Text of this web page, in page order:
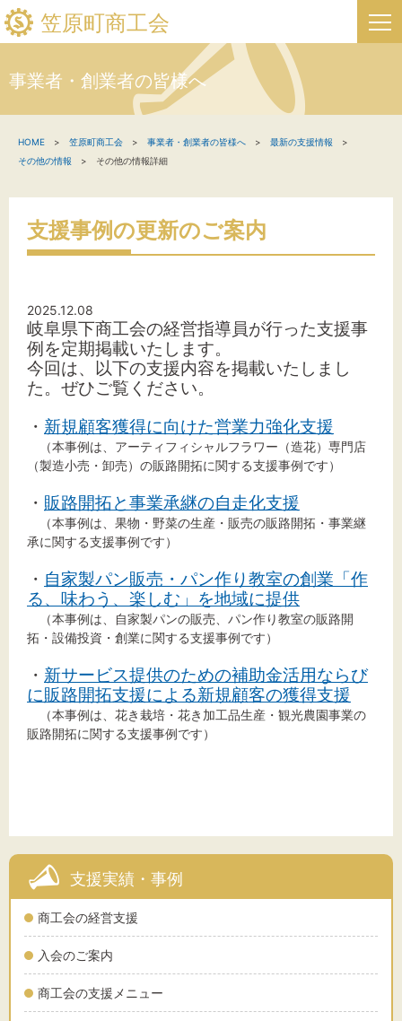
笠原町商工会
新着情報
関係機関の方へ
笠原町フリーページ
お問い合わせ
文字サイズ
標準 拡大
黒 白 黄
事業者・創業者の皆様へ
支援実績・事例
商工会の経営支援
入会のご案内
商工会の支援メニュー
HOME 笠原町商工会 事業者・創業者の皆様へ
最新の支援情報
その他の情報
その他の情報詳細
支援事例の更新のご案内
2025.12.08
岐阜県下商工会の経営指導員が行った支援事
例を定期掲載いたします。
今回は、以下の支援内容を掲載いたしまし
た。 ぜひご覧ください。
・ 新規顧客獲得に向けた営業力強化支援
（本事例は、アーティフィシャルフラワー（造花）専門店
（製造小売・卸売）の販路開拓に関する支援事例です）
・ 販路開拓と事業承継の自走化支援
（本事例は、果物・野菜の生産・販売の販路開拓・事業継
承に関する支援事例です）
・ 自家製パン販売・パン作り教室の創業「作
る、味わう、楽しむ」を地域に提供
（本事例は、自家製パンの販売、パン作り教室の販路開
拓・設備投資・創業に関する支援事例です）
・ 新サービス提供のための補助金活用ならび
に販路開拓支援による新規顧客の獲得支援
（本事例は、花き栽培・花き加工品生産・観光農園事業の
販路開拓に関する支援事例です）